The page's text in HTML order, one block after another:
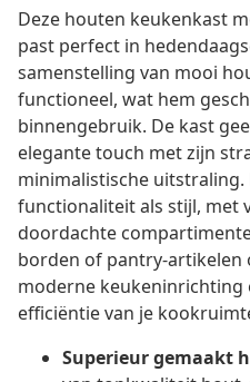
Deze houten keukenkast
past perfect in
samenstelling van mooi
functioneel, wat hem
binnengebruik. De kast
elegante touch met zijn
minimalistische uitstraling.
functionaliteit als stijl, met
doordachte
borden of pantry-artikelen
moderne keukeninrichting
efficiëntie van je
Superieur gemaakt